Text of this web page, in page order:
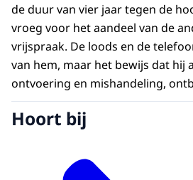
de duur van vier jaar tegen de
vroeg voor het aandeel van de
vrijspraak. De loods en de
van hem, maar het bewijs dat hij
ontvoering en mishandeling,
Hoort bij